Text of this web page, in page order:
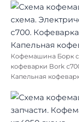
Кофемашина Борк
кофеварки Bork
Капельная